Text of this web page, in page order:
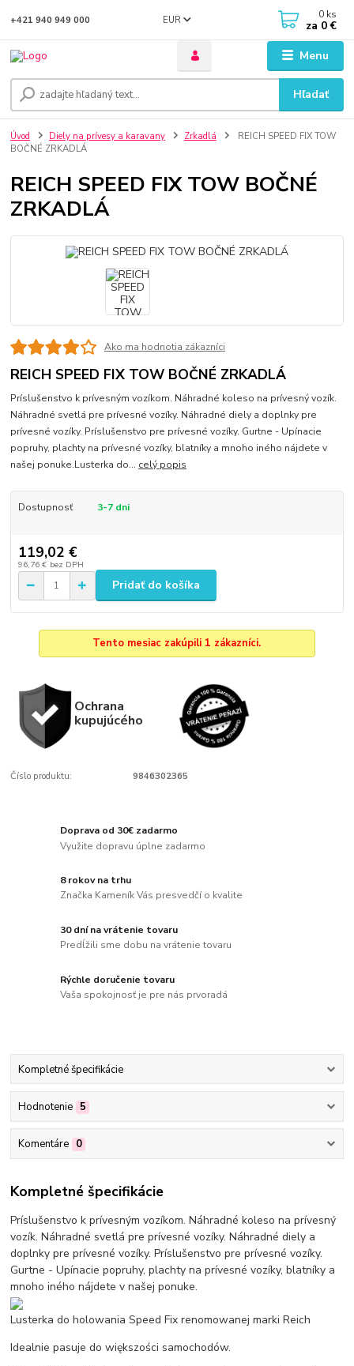
Menu
EUR
Hľadať
+421 940 949 000 0 ks
za 0 €
Úvod Diely na prívesy a karavany Zrkadlá
REICH SPEED FIX TOW
BOČNÉ ZRKADLÁ
REICH SPEED FIX TOW BOČNÉ
ZRKADLÁ
Ako ma hodnotia zákazníci
REICH SPEED FIX TOW BOČNÉ ZRKADLÁ
Príslušenstvo k prívesným vozíkom. Náhradné koleso na prívesný vozík.
Náhradné svetlá pre prívesné vozíky. Náhradné diely a doplnky pre
prívesné vozíky. Príslušenstvo pre prívesné vozíky. Gurtne - Upínacie
popruhy, plachty na prívesné vozíky, blatníky a mnoho iného nájdete v
našej ponuke.Lusterka do... celý popis
Dostupnosť 3-7 dni
119,02 €
96,76 € bez DPH
Pridať do košíka
Tento mesiac zakúpili 1 zákazníci.
Ochrana
kupujúcého
Číslo produktu: 9846302365
Doprava od 30€ zadarmo
Využite dopravu úplne zadarmo
8 rokov na trhu
Značka Kameník Vás presvedčí o kvalite
30 dní na vrátenie tovaru
Predĺžili sme dobu na vrátenie tovaru
Rýchle doručenie tovaru
Vaša spokojnosť je pre nás prvoradá
Kompletné špecifikácie
Hodnotenie 5
Komentáre 0
Kompletné špecifikácie
Príslušenstvo k prívesným vozíkom. Náhradné koleso na prívesný
vozík. Náhradné svetlá pre prívesné vozíky. Náhradné diely a
doplnky pre prívesné vozíky. Príslušenstvo pre prívesné vozíky.
Gurtne - Upínacie popruhy, plachty na prívesné vozíky, blatníky a
mnoho iného nájdete v našej ponuke.
Lusterka do holowania Speed Fix renomowanej marki Reich
Idealnie pasuje do większości samochodów.